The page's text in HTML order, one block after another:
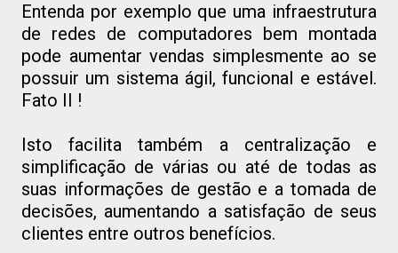
Entenda por exemplo que uma infraestrutura
de redes de computadores bem montada
pode aumentar vendas simplesmente ao se
possuir um sistema ágil, funcional e estável.
Fato II !
Isto facilita também a centralização e
simplificação de várias ou até de todas as
suas informações de gestão e a tomada de
decisões, aumentando a satisfação de seus
clientes entre outros benefícios.